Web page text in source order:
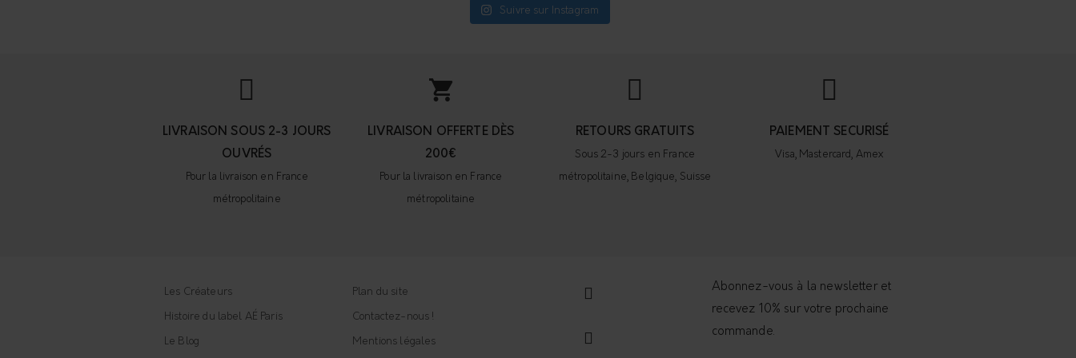
Suivre sur Instagram
LIVRAISON SOUS 2-3 JOURS
OUVRÉS
Pour la livraison en France
métropolitaine
LIVRAISON OFFERTE DÈS
200€
Pour la livraison en France
métropolitaine
RETOURS GRATUITS
Sous 2-3 jours en France
métropolitaine, Belgique, Suisse
PAIEMENT SECURISÉ
Visa, Mastercard, Amex
Abonnez-vous à la newsletter et
recevez 10% sur votre prochaine
commande.
Les Créateurs
Histoire du label AÉ Paris
Le Blog
Plan du site
Contactez-nous !
Mentions légales